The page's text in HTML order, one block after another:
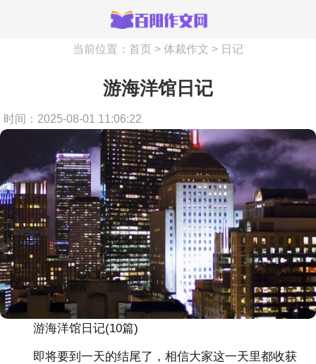
当前位置： 首页 > 体裁作文 > 日记
游海洋馆日记
时间：2025-08-01 11:06:22
游海洋馆日记(10篇)
即将要到一天的结尾了，相信大家这一天里都收获